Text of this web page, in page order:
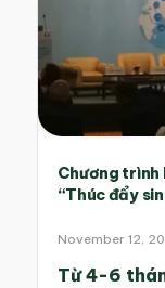
Chương trình
“Thúc đẩy
November 12,
Từ 4-6